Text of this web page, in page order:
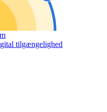
tilgængelighed